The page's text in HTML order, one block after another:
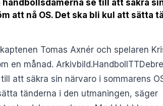
handbollsdamerna se till att säkra
att nå OS. Det ska bli kul att sätta
Tomas Axnér och spelaren
en månad.
att säkra sin närvaro i sommarens
tänderna i den utmaningen, säger